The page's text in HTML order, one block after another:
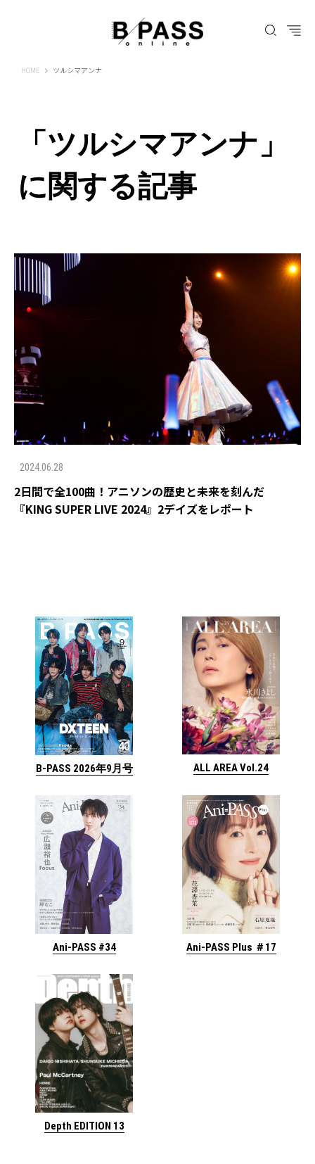
HOME B-PASS ONLINE
ツルシマアンナ
「ツルシマアンナ」
に関する記事
2024.06.28
2日間で全100曲！アニソンの歴史と未来を刻んだ
『KING SUPER LIVE 2024』2デイズをレポート
B-PASS 2026年9月号 ALL AREA Vol.24
Ani-PASS #34 Ani-PASS Plus ＃17
Depth EDITION 13